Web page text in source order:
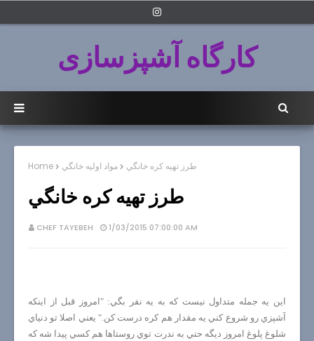
کارگاه آشپزسازی
Home مواد اوليه خانگي طرز تهيه كره خانگي
طرز تهيه كره خانگي
CHEF TAYEBEH 1/03/2015 07:00:00 AM
اين يه جمله متداول نيست كه به يه نفر بگي: "امروز قبل از اينكه
آشپزي رو شروع كني يه مقدار هم كره درست كن." يعني اصلا تو دنياي
شلوغ پلوغ امروز ديگه حتي به ندرت توي روستاها هم كسي پيدا شه كه